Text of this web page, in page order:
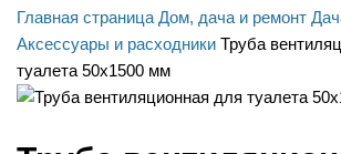
Главная страница Дом, дача и ремонт
Аксессуары и расходники Труба
туалета 50х1500 мм